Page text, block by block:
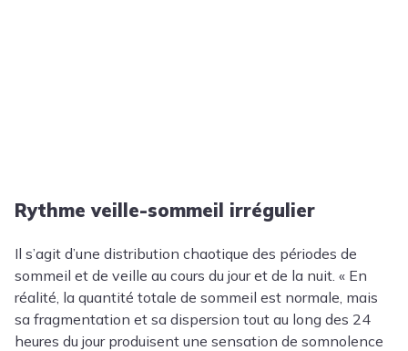
Rythme veille-sommeil irrégulier
Il s’agit d’une distribution chaotique des périodes de
sommeil et de veille au cours du jour et de la nuit. « En
réalité, la quantité totale de sommeil est normale, mais
sa fragmentation et sa dispersion tout au long des 24
heures du jour produisent une sensation de somnolence